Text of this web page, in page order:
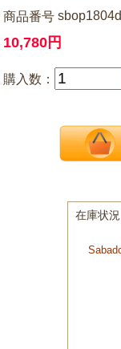
商品番号sbop1804d
10,780円
購入数：